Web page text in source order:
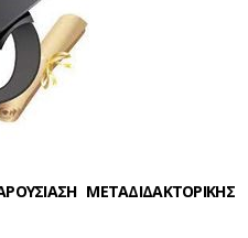
ΜΕΤΑΔΙΔΑΚΤΟΡΙΚΗΣ